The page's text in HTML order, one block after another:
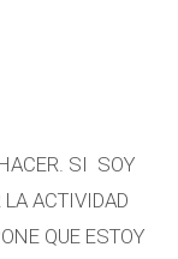
SI SOY
ACTIVIDAD
QUE ESTOY